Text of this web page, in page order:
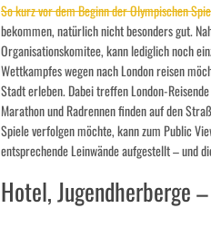
So kurz vor dem Beginn der Olympischen
bekommen, natürlich nicht besonders gut.
Organisationskomitee, kann lediglich noch
Wettkampfes wegen nach London reisen
Stadt erleben. Dabei treffen London-
Marathon und Radrennen finden auf den
Spiele verfolgen möchte, kann zum Public
entsprechende Leinwände aufgestellt – und
Hotel, Jugendherberge